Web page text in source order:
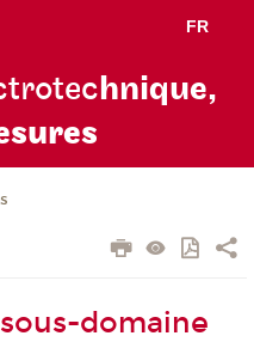
FR
hnique,
domaine